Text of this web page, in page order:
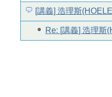
[講義] 浩理斯
Re: [講義] 浩理斯